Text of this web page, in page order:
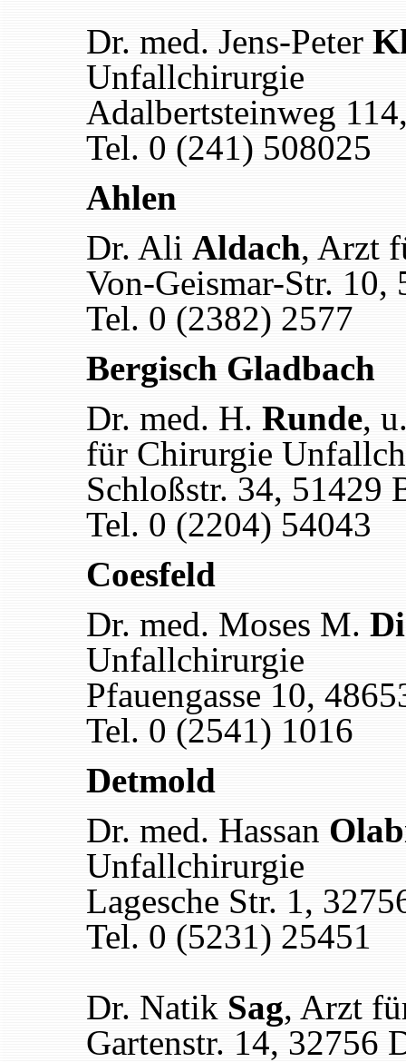
Dr. med. Jens-Peter
Unfallchirurgie
Adalbertsteinweg
Tel. 0 (241) 508025
Ahlen
Dr. Ali Aldach, Arzt
Von-Geismar-Str. 10,
Tel. 0 (2382) 2577
Bergisch Gladbach
Dr. med. H. Runde,
für Chirurgie
Schloßstr. 34, 51429
Tel. 0 (2204) 54043
Coesfeld
Dr. med. Moses M.
Unfallchirurgie
Pfauengasse 10,
Tel. 0 (2541) 1016
Detmold
Dr. med. Hassan
Unfallchirurgie
Lagesche Str. 1,
Tel. 0 (5231) 25451
Dr. Natik Sag, Arzt
Gartenstr. 14, 32756